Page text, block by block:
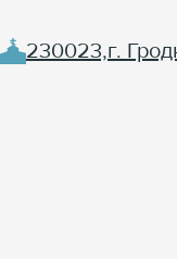
230023,г.